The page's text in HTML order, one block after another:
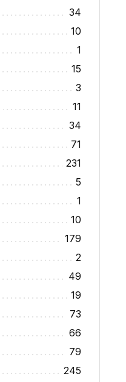
34
10
1
15
3
11
34
71
231
5
1
10
179
2
49
19
73
66
79
245